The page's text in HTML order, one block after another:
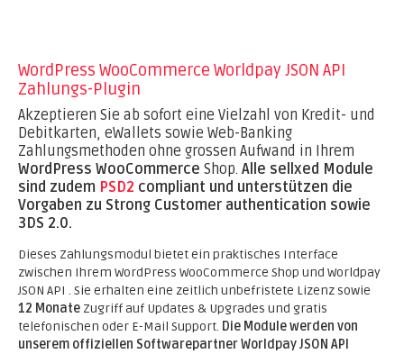
WordPress WooCommerce Worldpay JSON API
Zahlungs-Plugin
Akzeptieren Sie ab sofort eine Vielzahl von Kredit- und
Debitkarten, eWallets sowie Web-Banking
Zahlungsmethoden ohne grossen Aufwand in Ihrem
WordPress WooCommerce Shop. Alle sellxed Module
sind zudem PSD2 compliant und unterstützen die
Vorgaben zu Strong Customer authentication sowie
3DS 2.0.
Dieses Zahlungsmodul bietet ein praktisches Interface
zwischen Ihrem WordPress WooCommerce Shop und Worldpay
JSON API . Sie erhalten eine zeitlich unbefristete Lizenz sowie
12 Monate Zugriff auf Updates & Upgrades und gratis
telefonischen oder E-Mail Support. Die Module werden von
unserem offiziellen Softwarepartner Worldpay JSON API